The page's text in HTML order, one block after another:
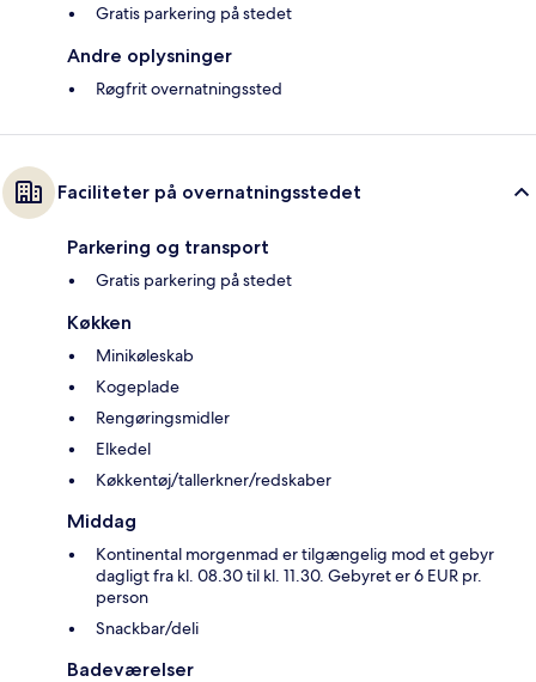
Gratis parkering på stedet
Andre oplysninger
Røgfrit overnatningssted
Faciliteter på overnatningsstedet
Parkering og transport
Gratis parkering på stedet
Køkken
Minikøleskab
Kogeplade
Rengøringsmidler
Elkedel
Køkkentøj/tallerkner/redskaber
Middag
Kontinental morgenmad er tilgængelig mod et gebyr
dagligt fra kl. 08.30 til kl. 11.30. Gebyret er 6 EUR pr.
person
Snackbar/deli
Badeværelser